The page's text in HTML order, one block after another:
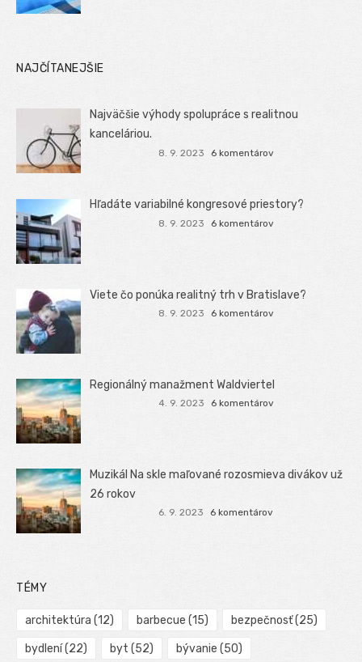
NAJČÍTANEJŠIE
Najväčšie výhody spolupráce s realitnou
kanceláriou.
8. 9. 2023 6 komentárov
Hľadáte variabilné kongresové priestory?
8. 9. 2023 6 komentárov
Viete čo ponúka realitný trh v Bratislave?
8. 9. 2023 6 komentárov
Regionálný manažment Waldviertel
4. 9. 2023 6 komentárov
Muzikál Na skle maľované rozosmieva divákov už
26 rokov
6. 9. 2023 6 komentárov
TÉMY
architektúra (12) barbecue (15) bezpečnosť(25)
bydlení(22) byt (52) bývanie (50)